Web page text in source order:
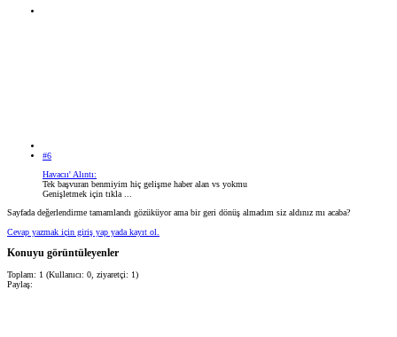
#6
Havacıı' Alıntı:
Tek başvuran benmiyim hiç gelişme haber alan vs yokmu
Genişletmek için tıkla ...
Sayfada değerlendirme tamamlandı gözüküyor ama bir geri dönüş almadım siz aldınız mı acaba?
Cevap yazmak için giriş yap yada kayıt ol.
Konuyu görüntüleyenler
Toplam: 1 (Kullanıcı: 0, ziyaretçi: 1)
Paylaş: